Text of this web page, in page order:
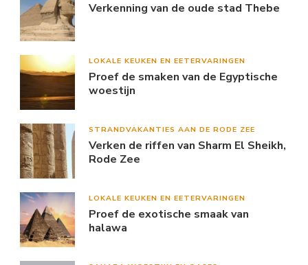
Verkenning van de oude stad Thebe
LOKALE KEUKEN EN EETERVARINGEN
Proef de smaken van de Egyptische
woestijn
STRANDVAKANTIES AAN DE RODE ZEE
Verken de riffen van Sharm El Sheikh,
Rode Zee
LOKALE KEUKEN EN EETERVARINGEN
Proef de exotische smaak van
halawa